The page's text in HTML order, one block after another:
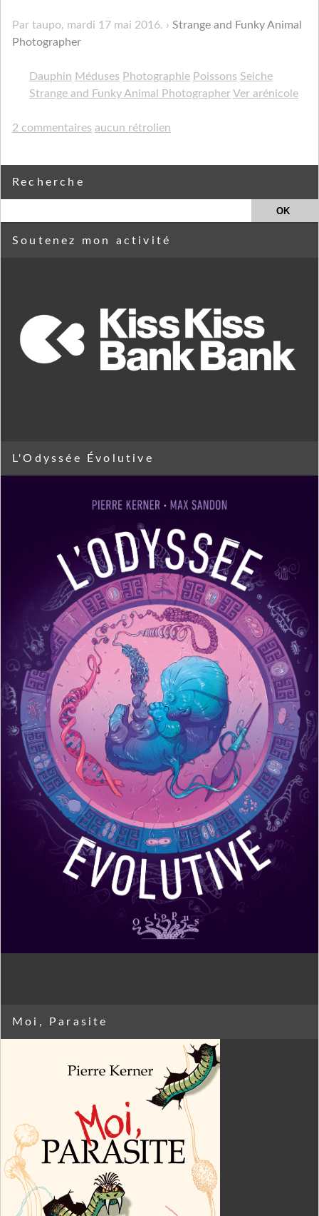
Par taupo, mardi 17 mai 2016.
Strange and Funky Animal
Photographer
Dauphin Méduses Photographie Poissons Seiche
Strange and Funky Animal PhotographerVer arénicole
2 commentaires aucun rétrolien
Recherche
Soutenez mon activité
L'Odyssée Évolutive
Moi, Parasite